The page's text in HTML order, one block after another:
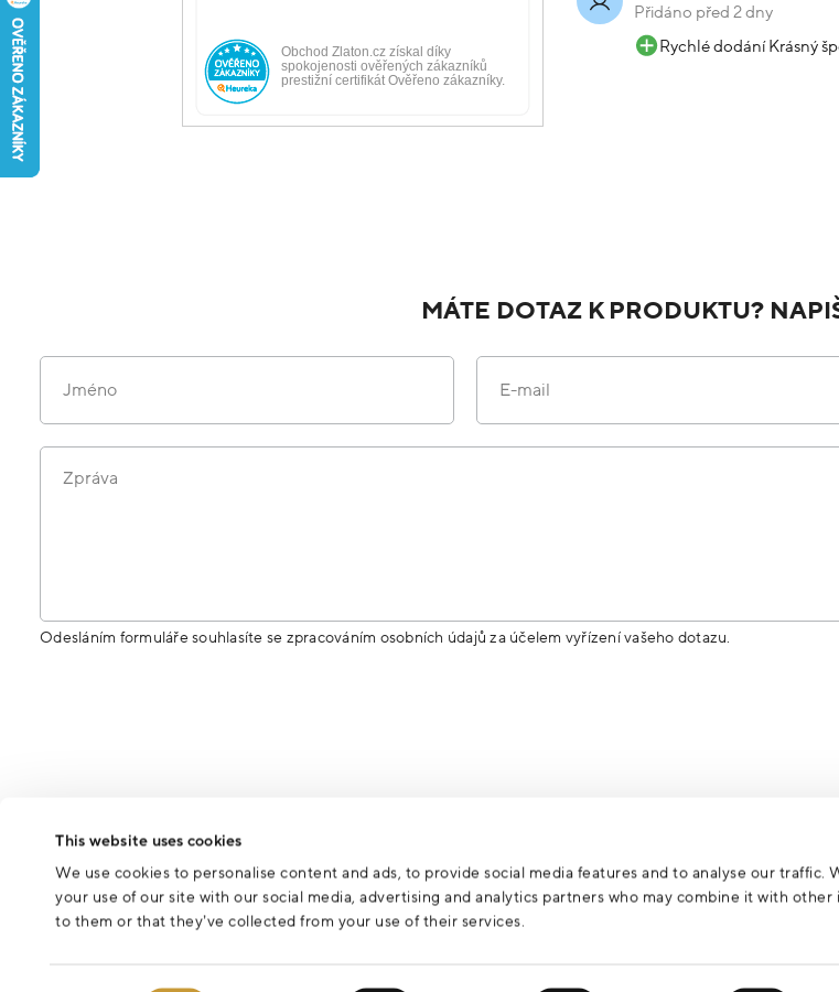
This website uses cookies
We use cookies to personalise content and ads, to provide social media features and to analyse our traffic.
your use of our site with our social media, advertising and analytics partners who may combine it with
to them or that they’ve collected from your use of their services.
Přidáno před 2 dny
Rychlé dodání Krásný
MÁTE DOTAZ K PRODUKTU?
Jméno E-mail
Zpráva
Odesláním formuláře souhlasíte se zpracováním osobních údajů za účelem vyřízení vašeho dotazu.